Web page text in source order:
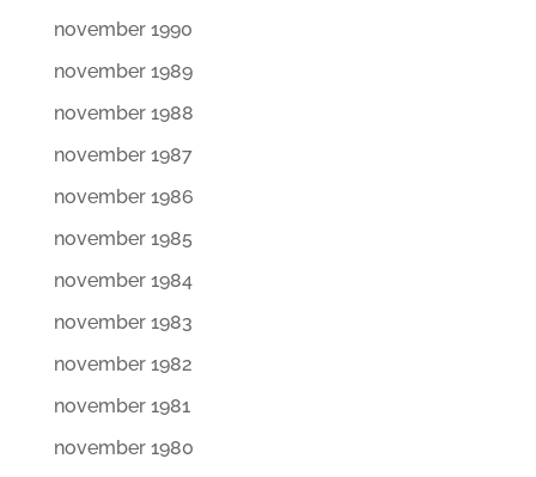
november 1990
november 1989
november 1988
november 1987
november 1986
november 1985
november 1984
november 1983
november 1982
november 1981
november 1980